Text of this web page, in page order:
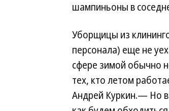
шампиньоны в
Уборщицы из
персонала) еще не
сфере зимой обычно
тех, кто летом
Андрей Куркин.— Но в